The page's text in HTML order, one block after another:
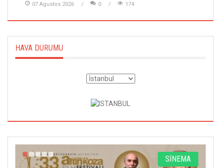
07 Agustos 2026 0 174
HAVA DURUMU
SİNEMA